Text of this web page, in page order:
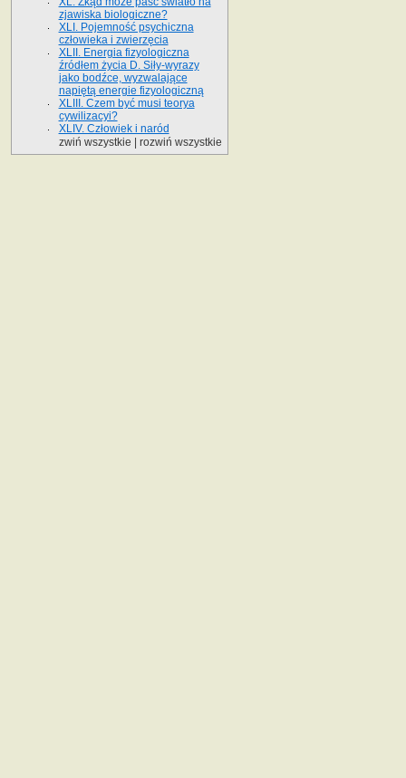
zjawiska biologiczne?
XLI. Pojemność psychiczna
człowieka i zwierzęcia
XLII. Energia fizyologiczna
źródłem życia D. Siły-wyrazy
jako bodźce, wyzwalające
napiętą energie fizyologiczną
XLIII. Czem być musi teorya
cywilizacyi?
XLIV. Człowiek i naród
zwiń wszystkie
rozwiń wszystkie